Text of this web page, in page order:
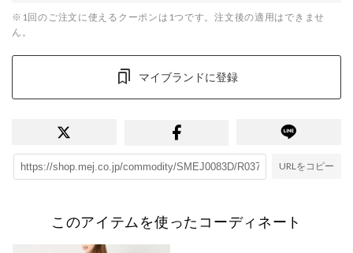
※1回のご注文に使えるクーポンは1つです。注文後の適用はできませ
ん。
マイブランドに登録
URLをコピー
このアイテムを使ったコーディネート